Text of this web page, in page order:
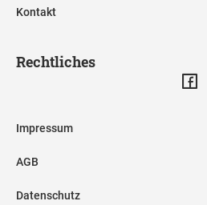
Kontakt
Rechtliches
Impressum
AGB
Datenschutz